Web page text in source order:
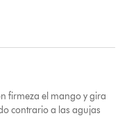
firmeza el mango y gira
contrario a las agujas